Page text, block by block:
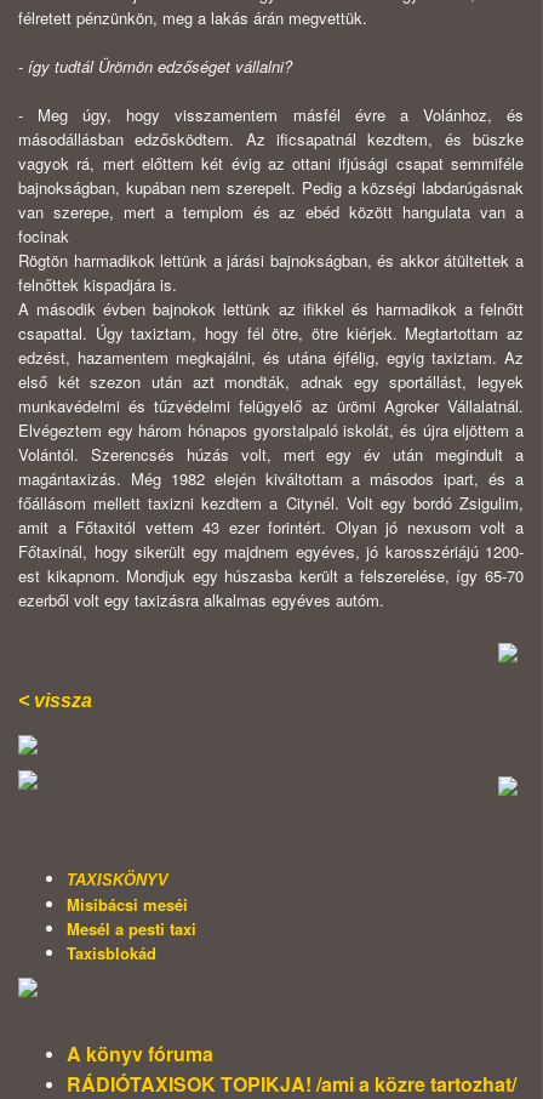
félretett pénzünkön, meg a lakás árán megvettük.
- így tudtál Ürömön edzőséget vállalni?
- Meg úgy, hogy visszamentem másfél évre a Volánhoz, és
másodállásban edzősködtem. Az ificsapatnál kezdtem, és büszke
vagyok rá, mert előttem két évig az ottani ifjúsági csapat semmiféle
bajnokságban, kupában nem szerepelt. Pedig a községi labdarúgásnak
van szerepe, mert a templom és az ebéd között hangulata van a
focinak
Rögtön harmadikok lettünk a járási bajnokságban, és akkor átültettek a
felnőttek kispadjára is.
A második évben bajnokok lettünk az ifikkel és harmadikok a felnőtt
csapattal. Úgy taxiztam, hogy fél ötre, ötre kiérjek. Megtartottam az
edzést, hazamentem megkajálni, és utána éjfélig, egyig taxiztam. Az
első két szezon után azt mondták, adnak egy sportállást, legyek
munkavédelmi és tűzvédelmi felügyelő az ürömi Agroker Vállalatnál.
Elvégeztem egy három hónapos gyorstalpaló iskolát, és újra eljöttem a
Volántól. Szerencsés húzás volt, mert egy év után megindult a
magántaxizás. Még 1982 elején kiváltottam a másodos ipart, és a
főállásom mellett taxizni kezdtem a Citynél. Volt egy bordó Zsigulim,
amit a Főtaxitól vettem 43 ezer forintért. Olyan jó nexusom volt a
Főtaxinál, hogy sikerült egy majdnem egyéves, jó karosszériájú 1200-
est kikapnom. Mondjuk egy húszasba került a felszerelése, így 65-70
ezerből volt egy taxizásra alkalmas egyéves autóm.
< vissza
TAXISKÖNYV
Misibácsi meséi
Mesél a pesti taxi
Taxisblokád
A könyv fóruma
RÁDIÓTAXISOK TOPIKJA! /ami a közre tartozhat/